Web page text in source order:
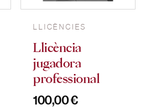
LLICÈNCIES
Llicència
jugadora
professional
100,00€